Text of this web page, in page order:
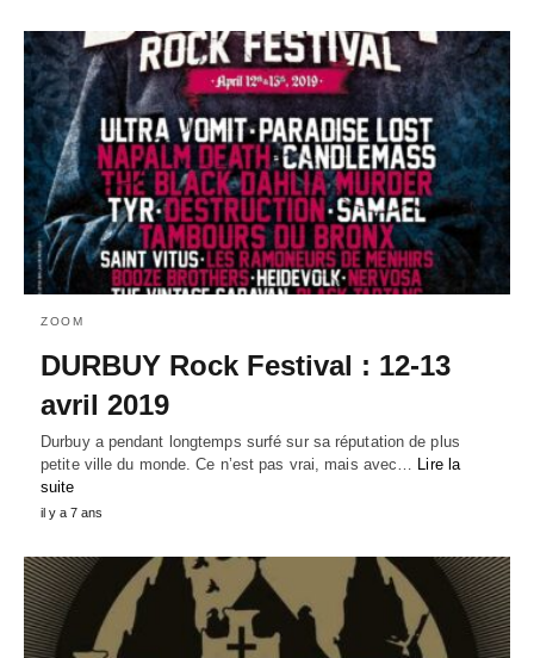
ZOOM
DURBUY Rock Festival : 12-13
avril 2019
Durbuy a pendant longtemps surfé sur sa réputation de plus
petite ville du monde. Ce n’est pas vrai, mais avec… Lire la
suite
il y a 7 ans